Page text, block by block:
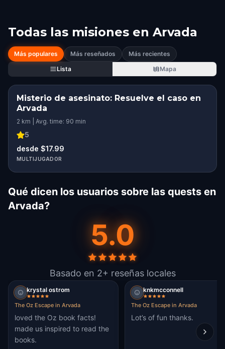
Todas las misiones en Arvada
Más populares Más reseñados
Más recientes
Lista
Mapa
Misterio de asesinato: Resuelve el caso en
Arvada
2 km | Avg. time: 90 min
5
desde $17.99
MULTIJUGADOR
Qué dicen los usuarios sobre las quests en
Arvada?
5.0
Basado en 2+ reseñas locales
krystal ostrom
The Oz Escape in Arvada
loved the Oz book facts!
made us inspired to read the
books.
knkmcconnell
The Oz Escape in Arvada
Lot’s of fun thanks.